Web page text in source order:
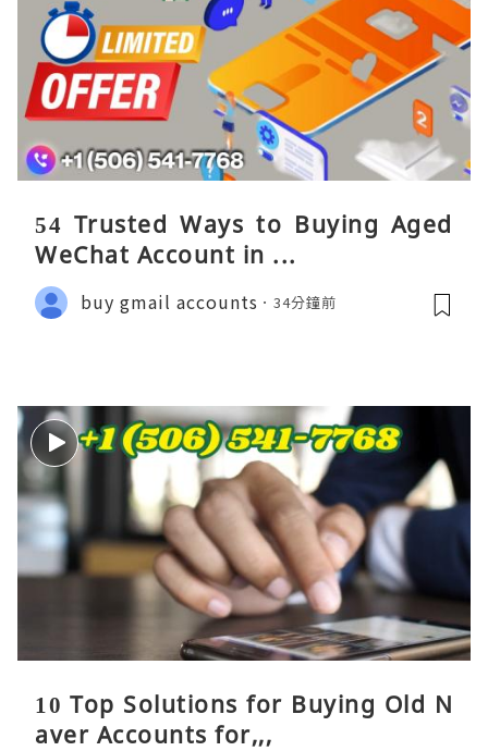
54 Trusted Ways to Buying Aged
WeChat Account in ...
buy gmail accounts 34分鐘前
10 Top Solutions for Buying Old N
aver Accounts for,,,